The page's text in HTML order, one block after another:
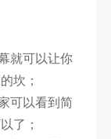
就可以让你
坎；
可以看到简
了；